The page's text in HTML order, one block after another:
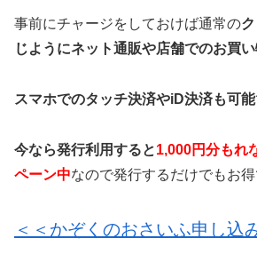
事前にチャージをしておけば通常の
じようにネット通販や店舗でのお買
スマホでのタッチ決済やiD決済も可能
今なら発行利用すると1,000円分もれ
ペーン中なので発行するだけでもお得
＜＜かぞくのおさいふ申し込